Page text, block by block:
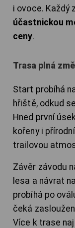
i ovoce. Každý
účastnickou
ceny.
Trasa plná
Start probíhá
hřiště, odkud
Hned první
kořeny i
trailovou
Závěr závodu
lesa a návrat
probíhá po
čeká
Více k trase